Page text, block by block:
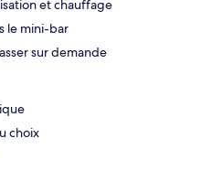
et chauffage
le mini-bar
sur demande
choix